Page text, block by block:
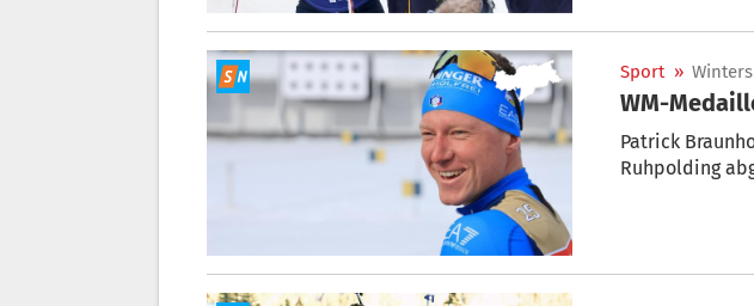
Sport »
WM-
Patrick
Ruhpolding